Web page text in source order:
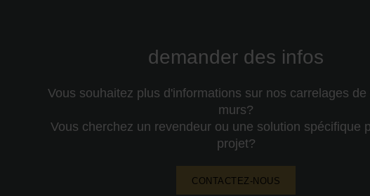
demander des infos
Vous souhaitez plus d'informations sur nos carrelages de
murs?
Vous cherchez un revendeur ou une solution spécifique
projet?
CONTACTEZ-NOUS